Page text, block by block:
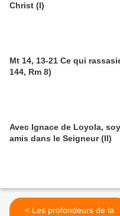
Christ (I)
Mt 14, 13-21 Ce qui
144, Rm 8)
Avec Ignace de Loyola,
amis dans le Seigneur (II)
< Les profondeurs de la